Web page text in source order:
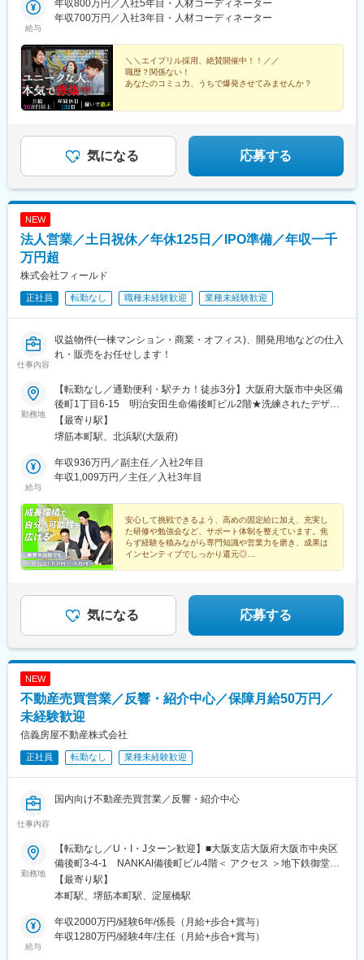
給与
年収800万円／入社5年目・人材コーディネーター
年収700万円／入社3年目・人材コーディネーター
＼＼エイプリル採用、絶賛開催中！！／／
職歴？関係ない！
あなたのコミュ力、うちで爆発させてみませんか？
■人と関わる力
┗新しいキャリアに導く仕事！
▼▼詳しくは内容をcheck！▼▼
気になる 応募する
NEW
法人営業／土日祝休／年休125日／IPO準備／年収一千
万円超
株式会社フィールド
正社員 転勤なし 職種未経験歓迎 業種未経験歓迎
仕事内容
収益物件(一棟マンション・商業・オフィス)、開発用地などの仕入
れ・販売をお任せします！
勤務地
【転勤なし／通勤便利・駅チカ！徒歩3分】大阪府大阪市中央区備
後町1丁目6-15 明治安田生命備後町ビル2階★洗練されたデザイ
ンのオフィス！まるでカフェのような、おしゃれで開放感のある
オフィスです。ワンフロアのフリーアドレスを採用しており、部
よく働ける環境づくりにも力を入れています。【受動喫煙対策】
オフィス内禁煙
【最寄り駅】
堺筋本町駅、北浜駅(大阪府)
給与
年収936万円／副主任／入社2年目
年収1,009万円／主任／入社3年目
安心して挑戦できるよう、高めの固定給に加え、充実し
た研修や勉強会など、サポート体制を整えています。焦
らず経験を積みながら専門知識や営業力を磨き、成果は
インセンティブでしっかり還元◎
気になる 応募する
NEW
不動産売買営業／反響・紹介中心／保障月給50万円／
未経験歓迎
信義房屋不動産株式会社
正社員 転勤なし 業種未経験歓迎
仕事内容
国内向け不動産売買営業／反響・紹介中心
勤務地
【転勤なし／U・I・Jターン歓迎】■大阪支店大阪府大阪市中央区
備後町3-4-1 NANKAI備後町ビル4階＜ アクセス ＞地下鉄御堂筋
線 本町駅1番出口より 徒歩3分※受動喫煙対策：屋内禁煙
【最寄り駅】
本町駅、堺筋本町駅、淀屋橋駅
給与
年収2000万円/経験6年/係長（月給+歩合+賞与）
年収1280万円/経験4年/主任（月給+歩合+賞与）